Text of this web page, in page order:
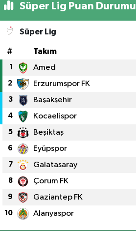
Süper Lig Puan Durumu
Süper Lig
# Takım
1 Amed
2 Erzurumspor FK
3 Başakşehir
4 Kocaelispor
5 Beşiktaş
6 Eyüpspor
7 Galatasaray
8 Çorum FK
9 Gaziantep FK
10 Alanyaspor